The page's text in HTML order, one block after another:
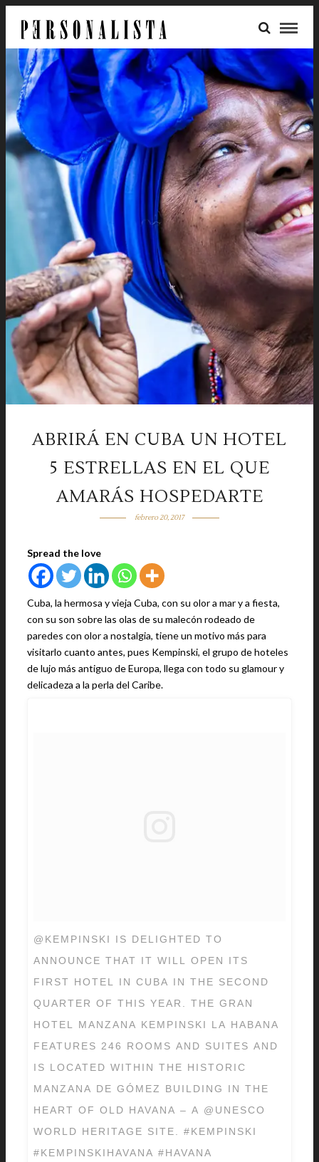
ABRIRÁ EN CUBA UN HOTEL
5 ESTRELLAS EN EL QUE
AMARÁS HOSPEDARTE
febrero 20, 2017
Spread the love
Cuba, la hermosa y vieja Cuba, con su olor a mar y a fiesta,
con su son sobre las olas de su malecón rodeado de
paredes con olor a nostalgia, tiene un motivo más para
visitarlo cuanto antes, pues Kempinski, el grupo de hoteles
de lujo más antiguo de Europa, llega con todo su glamour y
delicadeza a la perla del Caribe.
@KEMPINSKI IS DELIGHTED TO
ANNOUNCE THAT IT WILL OPEN ITS
FIRST HOTEL IN CUBA IN THE SECOND
QUARTER OF THIS YEAR. THE GRAN
HOTEL MANZANA KEMPINSKI LA HABANA
FEATURES 246 ROOMS AND SUITES AND
IS LOCATED WITHIN THE HISTORIC
MANZANA DE GÓMEZ BUILDING IN THE
HEART OF OLD HAVANA – A @UNESCO
WORLD HERITAGE SITE. #KEMPINSKI
#KEMPINSKIHAVANA #HAVANA